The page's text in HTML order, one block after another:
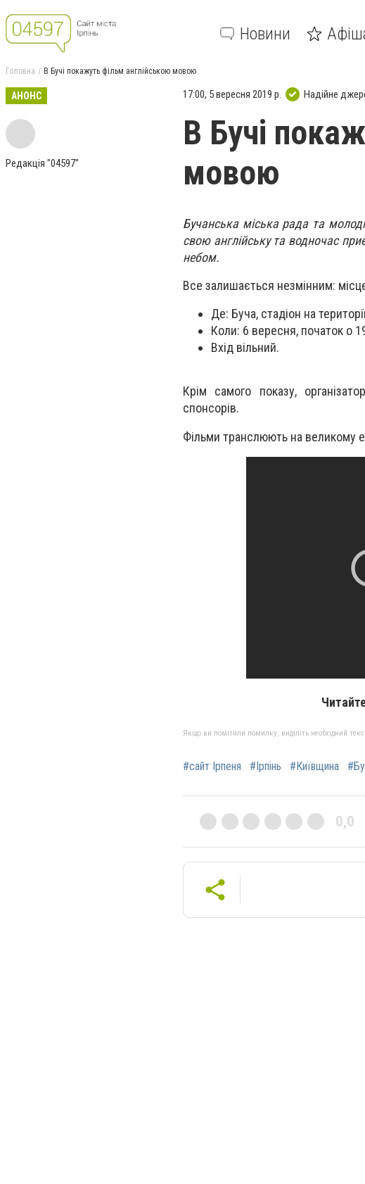
Новини
Головна В Бучі покажуть фільм англійською мовою
АНОНС
Редакція "04597"
17:00, 5 вересня 2019 р. Надійне
В Бучі
мовою
Бучанська міська рада та
свою англійську та водночас
небом.
Все залишається незмінним:
Де: Буча, стадіон на
Коли: 6 вересня, початок о
Вхід вільний.
Крім самого показу,
спонсорів.
Фільми транслюють на великому
Якщо ви помітили помилку, виділіть необхідний
#сайт Ірпеня #Ірпінь #Київщина
0,0